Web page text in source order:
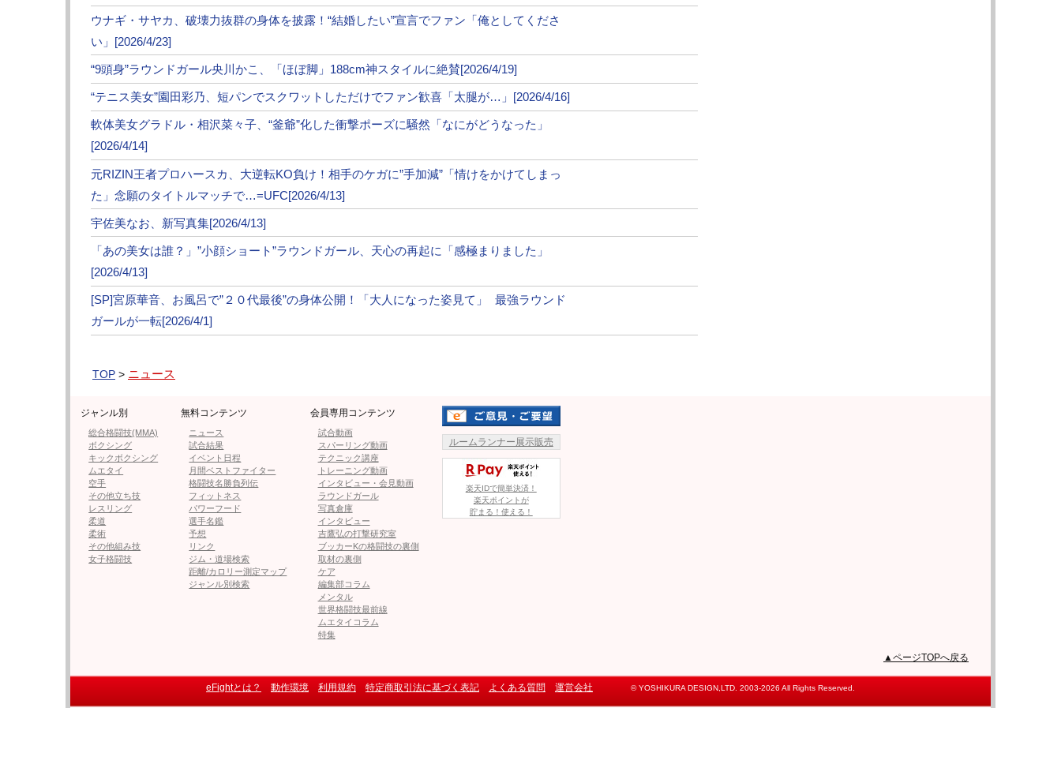
ウナギ・サヤカ、破壊力抜群の身体を披露！“結婚したい”宣言でファン「俺としてくださ
い」[2026/4/23]
“9頭身”ラウンドガール央川かこ、「ほぼ脚」188cm神スタイルに絶賛[2026/4/19]
“テニス美女”園田彩乃、短パンでスクワットしただけでファン歓喜「太腿が…」[2026/4/16]
軟体美女グラドル・相沢菜々子、“釜爺”化した衝撃ポーズに騒然「なにがどうなった」
[2026/4/14]
元RIZIN王者プロハースカ、大逆転KO負け！相手のケガに”手加減”「情けをかけてしまっ
た」念願のタイトルマッチで…=UFC[2026/4/13]
宇佐美なお、新写真集[2026/4/13]
「あの美女は誰？」”小顔ショート”ラウンドガール、天心の再起に「感極まりました」
[2026/4/13]
[SP]宮原華音、お風呂で”２０代最後”の身体公開！「大人になった姿見て」 最強ラウンド
ガールが一転[2026/4/1]
TOP > ニュース
ジャンル別
総合格闘技(MMA)
ボクシング
キックボクシング
ムエタイ
空手
その他立ち技
レスリング
柔道
柔術
その他組み技
女子格闘技
無料コンテンツ
ニュース
試合結果
イベント日程
月間ベストファイター
格闘技名勝負列伝
フィットネス
パワーフード
選手名鑑
予想
リンク
ジム・道場検索
距離/カロリー測定マップ
ジャンル別検索
会員専用コンテンツ
試合動画
スパーリング動画
テクニック講座
トレーニング動画
インタビュー・会見動画
ラウンドガール
写真倉庫
インタビュー
吉鷹弘の打撃研究室
ブッカーKの格闘技の裏側
取材の裏側
ケア
編集部コラム
メンタル
世界格闘技最前線
ムエタイコラム
特集
ルームランナー展示販売
楽天IDで簡単決済！
楽天ポイントが
貯まる！使える！
▲ページTOPへ戻る
eFightとは？ 動作環境 利用規約 特定商取引法に基づく表記 よくある質問 運営会社 © YOSHIKURA DESIGN,LTD. 2003-2026 All Rights Reserved.